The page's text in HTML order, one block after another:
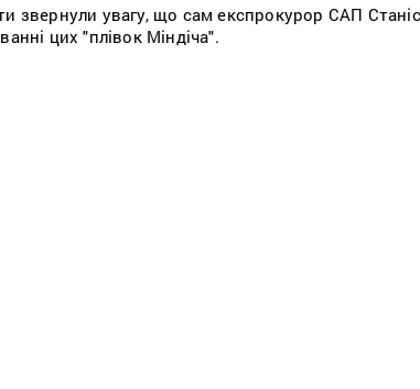
звернули увагу, що сам експрокурор САП
цих "плівок Міндіча".